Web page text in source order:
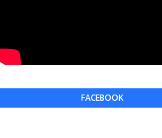
FACEBOOK